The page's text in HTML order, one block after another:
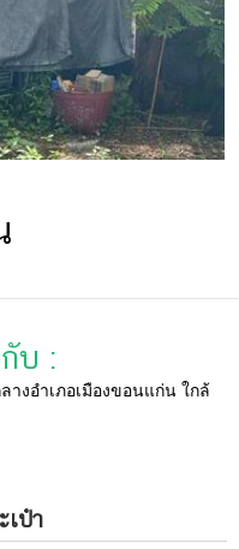
บ :
างอำเภอเมืองขอนแก่น ใกล้
เป๋า